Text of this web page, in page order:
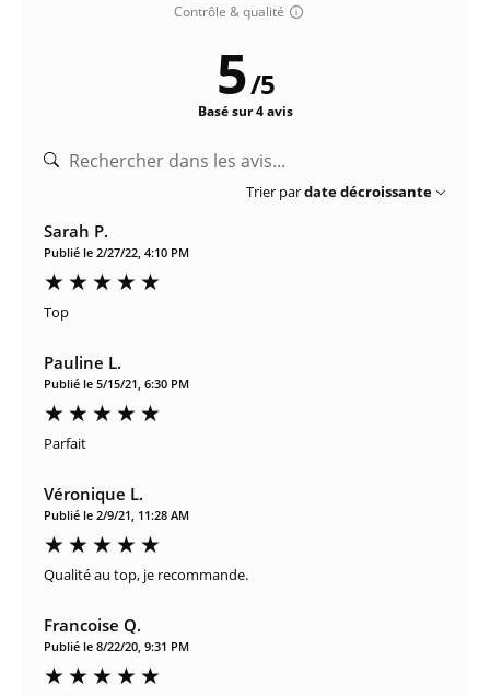
Contrôle & qualité
5/5
Basé sur 4 avis
Trier pardate décroissante
Sarah P.
Publié le 2/27/22, 4:10 PM
Top
Pauline L.
Publié le 5/15/21, 6:30 PM
Parfait
Véronique L.
Publié le 2/9/21, 11:28 AM
Qualité au top, je recommande.
Francoise Q.
Publié le 8/22/20, 9:31 PM